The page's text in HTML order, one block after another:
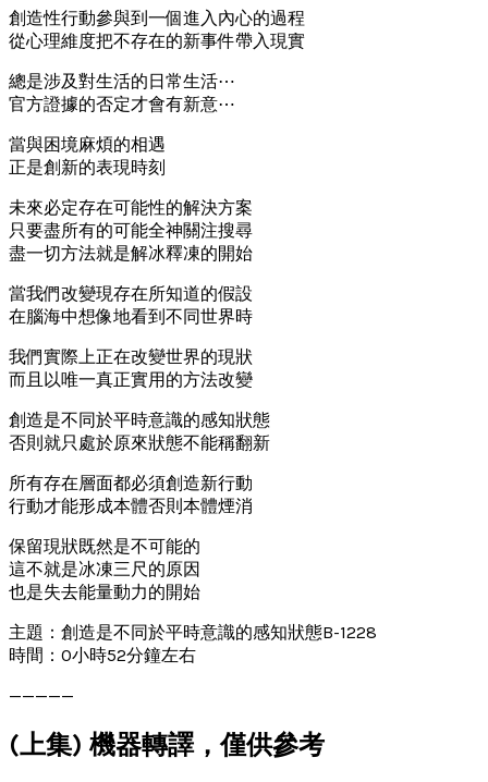
創造性行動參與到一個進入內心的過程
從心理維度把不存在的新事件帶入現實
總是涉及對生活的日常生活⋯
官方證據的否定才會有新意⋯
當與困境麻煩的相遇
正是創新的表現時刻
未來必定存在可能性的解決方案
只要盡所有的可能全神關注搜尋
盡一切方法就是解冰釋凍的開始
當我們改變現存在所知道的假設
在腦海中想像地看到不同世界時
我們實際上正在改變世界的現狀
而且以唯一真正實用的方法改變
創造是不同於平時意識的感知狀態
否則就只處於原來狀態不能稱翻新
所有存在層面都必須創造新行動
行動才能形成本體否則本體煙消
保留現狀既然是不可能的
這不就是冰凍三尺的原因
也是失去能量動力的開始
主題：創造是不同於平時意識的感知狀態B-1228
時間：0小時52分鐘左右
—————
(上集) 機器轉譯，僅供參考